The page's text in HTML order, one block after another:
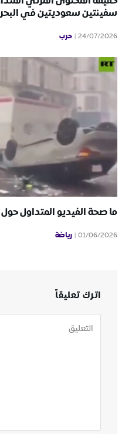
سفينتين سعوديتين في البحر
24/07/2026 حرب
ما صحة الفيديو المتداول
01/06/2026 رياضة
اترك تعليقاً